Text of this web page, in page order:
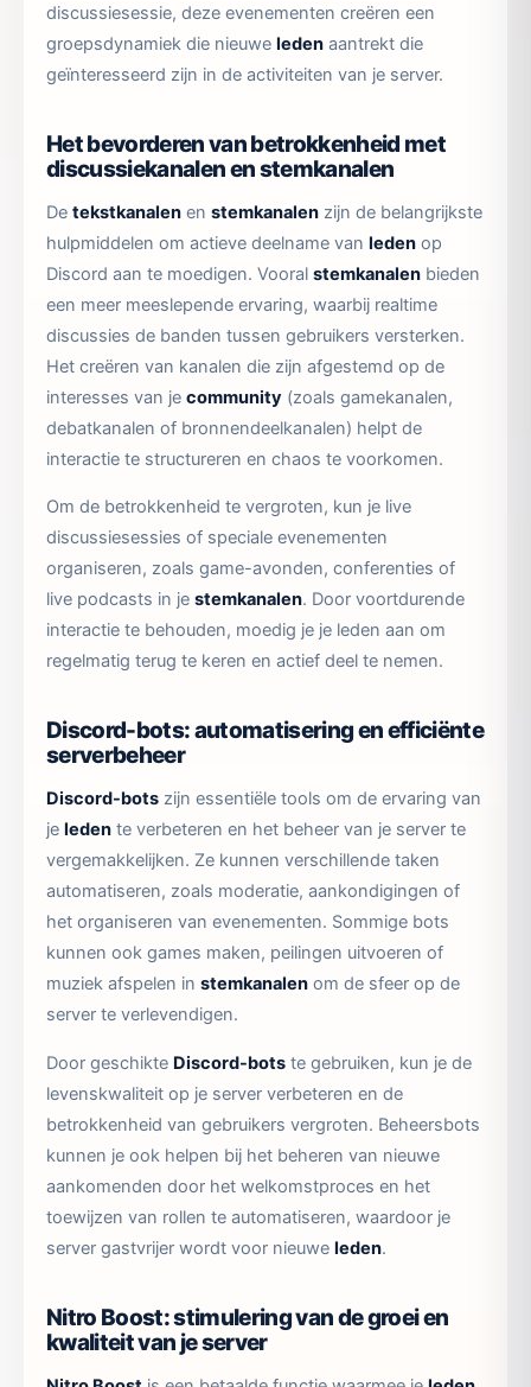
discussiesessie, deze evenementen creëren een
groepsdynamiek die nieuwe leden aantrekt die
geïnteresseerd zijn in de activiteiten van je server.
Het bevorderen van betrokkenheid met
discussiekanalen en stemkanalen
De tekstkanalen en stemkanalen zijn de belangrijkste
hulpmiddelen om actieve deelname van leden op
Discord aan te moedigen. Vooral stemkanalen bieden
een meer meeslepende ervaring, waarbij realtime
discussies de banden tussen gebruikers versterken.
Het creëren van kanalen die zijn afgestemd op de
interesses van je community (zoals gamekanalen,
debatkanalen of bronnendeelkanalen) helpt de
interactie te structureren en chaos te voorkomen.
Om de betrokkenheid te vergroten, kun je live
discussiesessies of speciale evenementen
organiseren, zoals game-avonden, conferenties of
live podcasts in je stemkanalen. Door voortdurende
interactie te behouden, moedig je je leden aan om
regelmatig terug te keren en actief deel te nemen.
Discord-bots: automatisering en efficiënte
serverbeheer
Discord-bots zijn essentiële tools om de ervaring van
je leden te verbeteren en het beheer van je server te
vergemakkelijken. Ze kunnen verschillende taken
automatiseren, zoals moderatie, aankondigingen of
het organiseren van evenementen. Sommige bots
kunnen ook games maken, peilingen uitvoeren of
muziek afspelen in stemkanalen om de sfeer op de
server te verlevendigen.
Door geschikte Discord-bots te gebruiken, kun je de
levenskwaliteit op je server verbeteren en de
betrokkenheid van gebruikers vergroten. Beheersbots
kunnen je ook helpen bij het beheren van nieuwe
aankomenden door het welkomstproces en het
toewijzen van rollen te automatiseren, waardoor je
server gastvrijer wordt voor nieuwe leden.
Nitro Boost: stimulering van de groei en
kwaliteit van je server